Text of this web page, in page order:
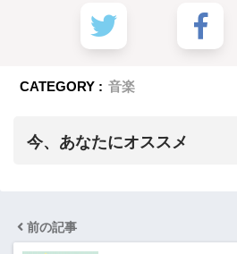
CATEGORY : 音楽
今、あなたにオススメ
前の記事